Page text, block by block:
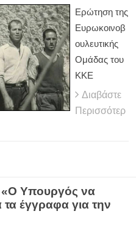
Ερώτηση της
Ευρωκοινοβ
ουλευτικής
Ομάδας του
ΚΚΕ
Διαβάστε
Περισσότερ
Υπουργός να
έγγραφα για την